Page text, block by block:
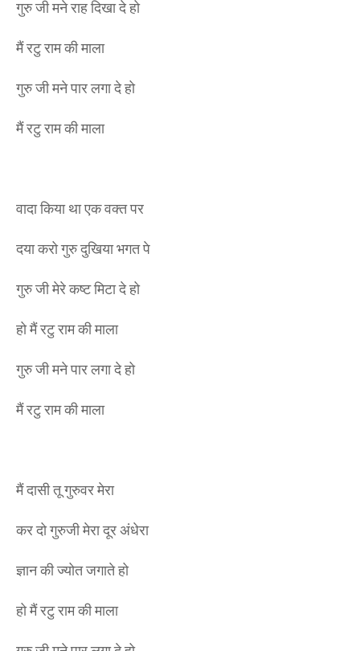
गुरु जी मने राह दिखा दे हो
मैं रटु राम की माला
गुरु जी मने पार लगा दे हो
मैं रटु राम की माला
वादा किया था एक वक्त पर
दया करो गुरु दुखिया भगत पे
गुरु जी मेरे कष्ट मिटा दे हो
हो मैं रटु राम की माला
गुरु जी मने पार लगा दे हो
मैं रटु राम की माला
मैं दासी तू गुरुवर मेरा
कर दो गुरुजी मेरा दूर अंधेरा
ज्ञान की ज्योत जगाते हो
हो मैं रटु राम की माला